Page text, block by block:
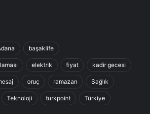
başaklife
elektrik fiyat kadir gecesi
oruç ramazan Sağlık
Teknoloji turkpoint Türkiye